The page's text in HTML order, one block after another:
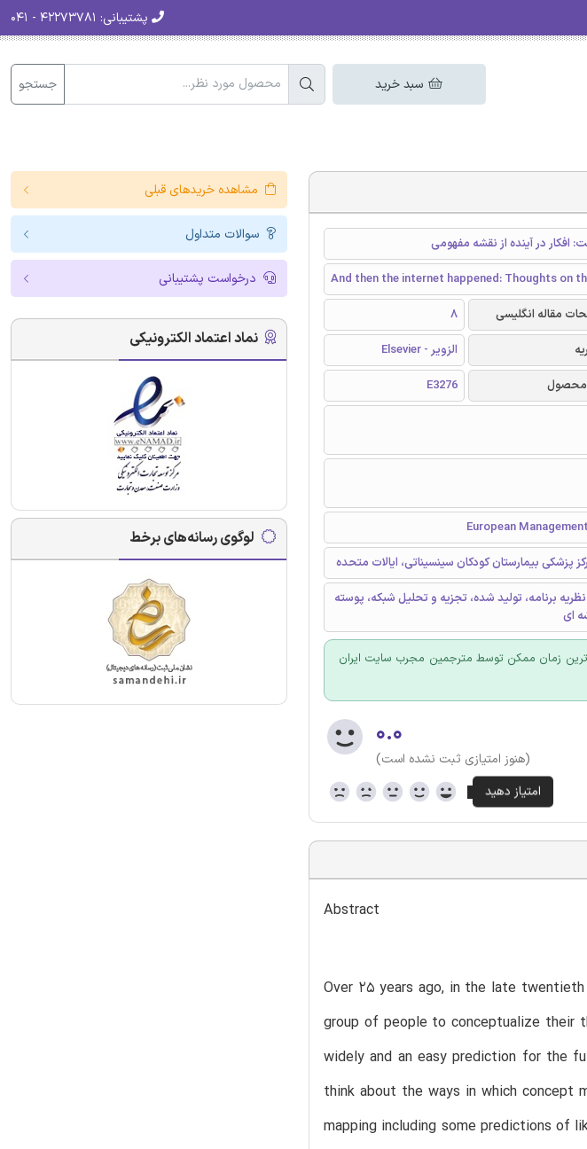
پشتیبانی:
سبد خرید جستجو
افکار در آینده از نقشه مفهومی
And then the internet happened: Thoughts on
مقاله انگلیسی
8
الزویر - Elsevier
محصول
E3276
بیمارستان کودکان سینسیناتی، ایالات متحده
برنامه، تولید شده، تجزیه و تحلیل شبکه، پوسته
ای
ترین زمان ممکن توسط مترجمین مجرب سایت ایران
۰.۰
(هنوز امتیازی ثبت نشده است)
Abstract
Over 25 years ago, in the late
group of people to conceptualize their
widely and an easy prediction for the
think about the ways in which concept
mapping including some predictions of
مشاهده خریدهای قبلی
سوالات متداول
درخواست پشتیبانی
نماد اعتماد الکترونیکی
لوگوی رسانه‌های برخط